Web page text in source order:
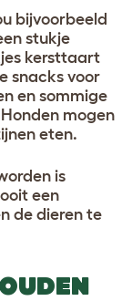
bijvoorbeeld
stukje
kersttaart
snacks voor
en sommige
mogen
eten.
is
een
de dieren te